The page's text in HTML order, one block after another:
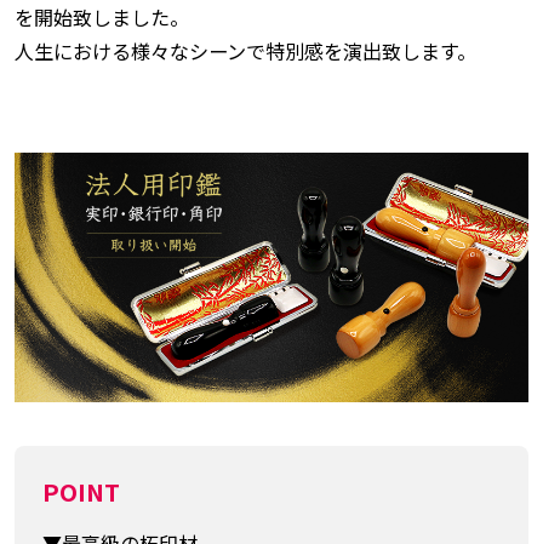
を開始致しました。
人生における様々なシーンで特別感を演出致します。
POINT